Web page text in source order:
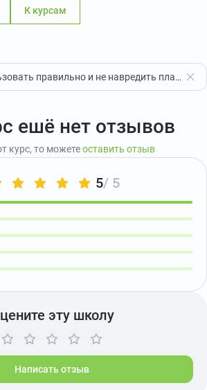
К курсам
Пластик: как использовать правильно и не навредить планете
ешё нет отзывов
курс, то можетеоставить отзыв
5/ 5
эту школу
Написать отзыв